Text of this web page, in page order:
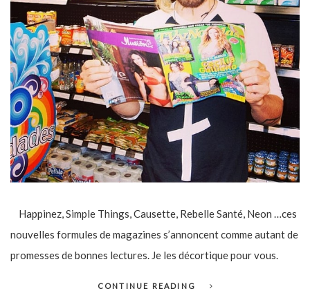
Happinez, Simple Things, Causette, Rebelle Santé, Neon …ces
nouvelles formules de magazines s’annoncent comme autant de
promesses de bonnes lectures. Je les décortique pour vous.
CONTINUE READING